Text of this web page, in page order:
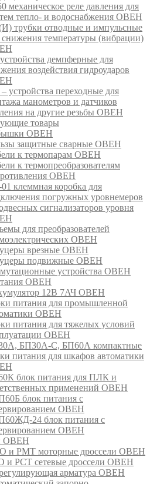
механическое реле давления для
тепло- и водоснабжения ОВЕН
трубки отводные и импульсные
снижения температуры (вибрации)
демпферные для
воздействия гидроударов
устройства переходные для
манометров и датчиков
на другие резьбы ОВЕН
товары
ОВЕН
защитные сварные ОВЕН
к термопарам ОВЕН
к термопреобразователям
ОВЕН
клеммная коробка для
погружных уровнемеров
сигнализаторов уровня
для преобразователей
ОВЕН
врезные ОВЕН
подвижные ОВЕН
устройства ОВЕН
ОВЕН
12В 7АЧ ОВЕН
питания для промышленной
ОВЕН
питания для тяжелых условий
ОВЕН
БП30А-С, БП60А компактные
питания для шкафов автоматики
блок питания для ПЛК и
применений ОВЕН
блок питания с
ОВЕН
24 блок питания с
ОВЕН
ОВЕН
и РМТ моторные дроссели ОВЕН
и РСТ сетевые дроссели ОВЕН
арматура ОВЕН